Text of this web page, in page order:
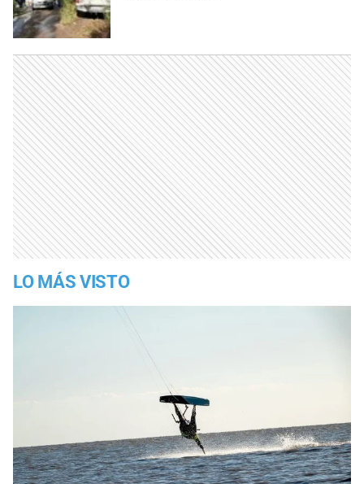
LO MÁS VISTO